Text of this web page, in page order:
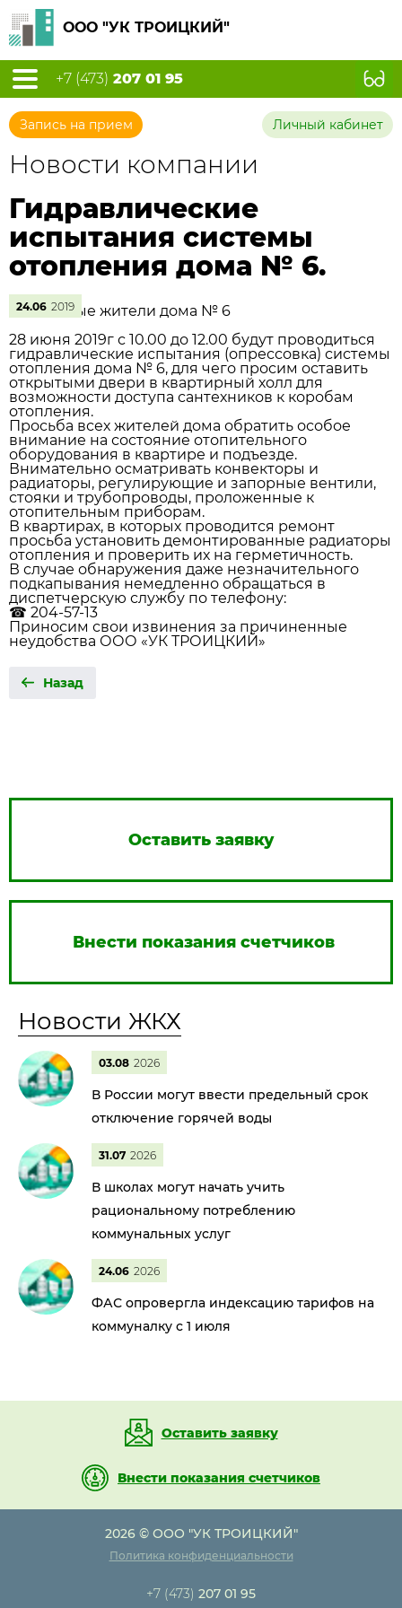
ООО "УК ТРОИЦКИЙ"
+7 (473) 207 01 95
Запись на прием Личный кабинет
Новости компании
Гидравлические
испытания системы
отопления дома № 6.
24.06 2019
Уважаемые жители дома № 6
28 июня 2019г с 10.00 до 12.00 будут проводиться
гидравлические испытания (опрессовка) системы
отопления дома № 6, для чего просим оставить
открытыми двери в квартирный холл для
возможности доступа сантехников к коробам
отопления.
Просьба всех жителей дома обратить особое
внимание на состояние отопительного
оборудования в квартире и подъезде.
Внимательно осматривать конвекторы и
радиаторы, регулирующие и запорные вентили,
стояки и трубопроводы, проложенные к
отопительным приборам.
В квартирах, в которых проводится ремонт
просьба установить демонтированные радиаторы
отопления и проверить их на герметичность.
В случае обнаружения даже незначительного
подкапывания немедленно обращаться в
диспетчерскую службу по телефону:
☎ 204-57-13
Приносим свои извинения за причиненные
неудобства ООО «УК ТРОИЦКИЙ»
Назад
Оставить заявку
Внести показания счетчиков
Новости ЖКХ
03.08 2026
В России могут ввести предельный срок
отключение горячей воды
31.07 2026
В школах могут начать учить
рациональному потреблению
коммунальных услуг
24.06 2026
ФАС опровергла индексацию тарифов на
коммуналку с 1 июля
Оставить заявку
Внести показания счетчиков
2026 © ООО "УК ТРОИЦКИЙ"
Политика конфиденциальности
+7 (473) 207 01 95